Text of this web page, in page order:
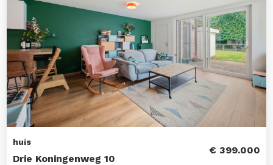
huis
Drie Koningenweg 10
€ 399.000